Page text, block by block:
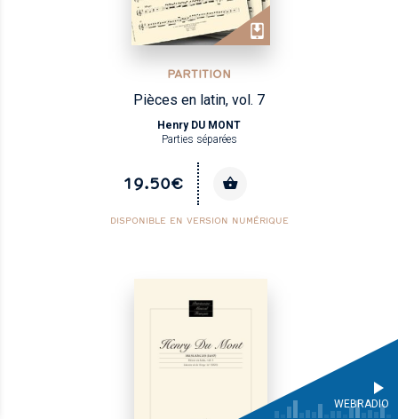
PARTITION
Pièces en latin, vol. 7
Henry DU MONT
Parties séparées
19.50€
DISPONIBLE EN VERSION NUMÉRIQUE
WEBRADIO